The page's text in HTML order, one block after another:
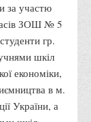
вищої освіти на
навчання
за участю
ЗОШ № 5
гр.
шкіл
економіки,
в м.
України, а